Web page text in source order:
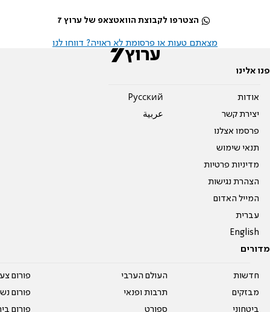
הצטרפו לקבוצת הוואטצאפ של ערוץ 7
מצאתם טעות או פרסומת לא ראויה? דווחו לנו
פנו אלינו
אודות
יצירת קשר
פרסמו אצלנו
תנאי שימוש
מדיניות פרטיות
הצהרת נגישות
המייל האדום
עברית
English
Pусский
عربية
מדורים
חדשות
מבזקים
ביטחוני
העולם הערבי
תרבות ופנאי
ספורט
פורום
פורום
פורום